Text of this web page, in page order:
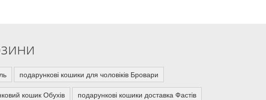
подарункові кошики для чоловіків Бровари
кошик Обухів подарункові кошики доставка Фастів